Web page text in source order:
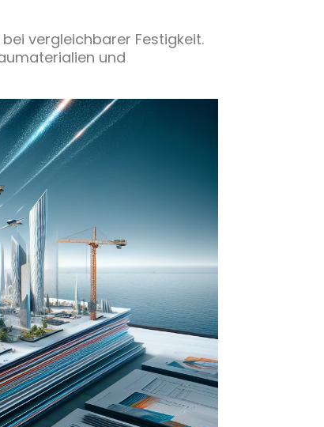
vergleichbarer Festigkeit.
und